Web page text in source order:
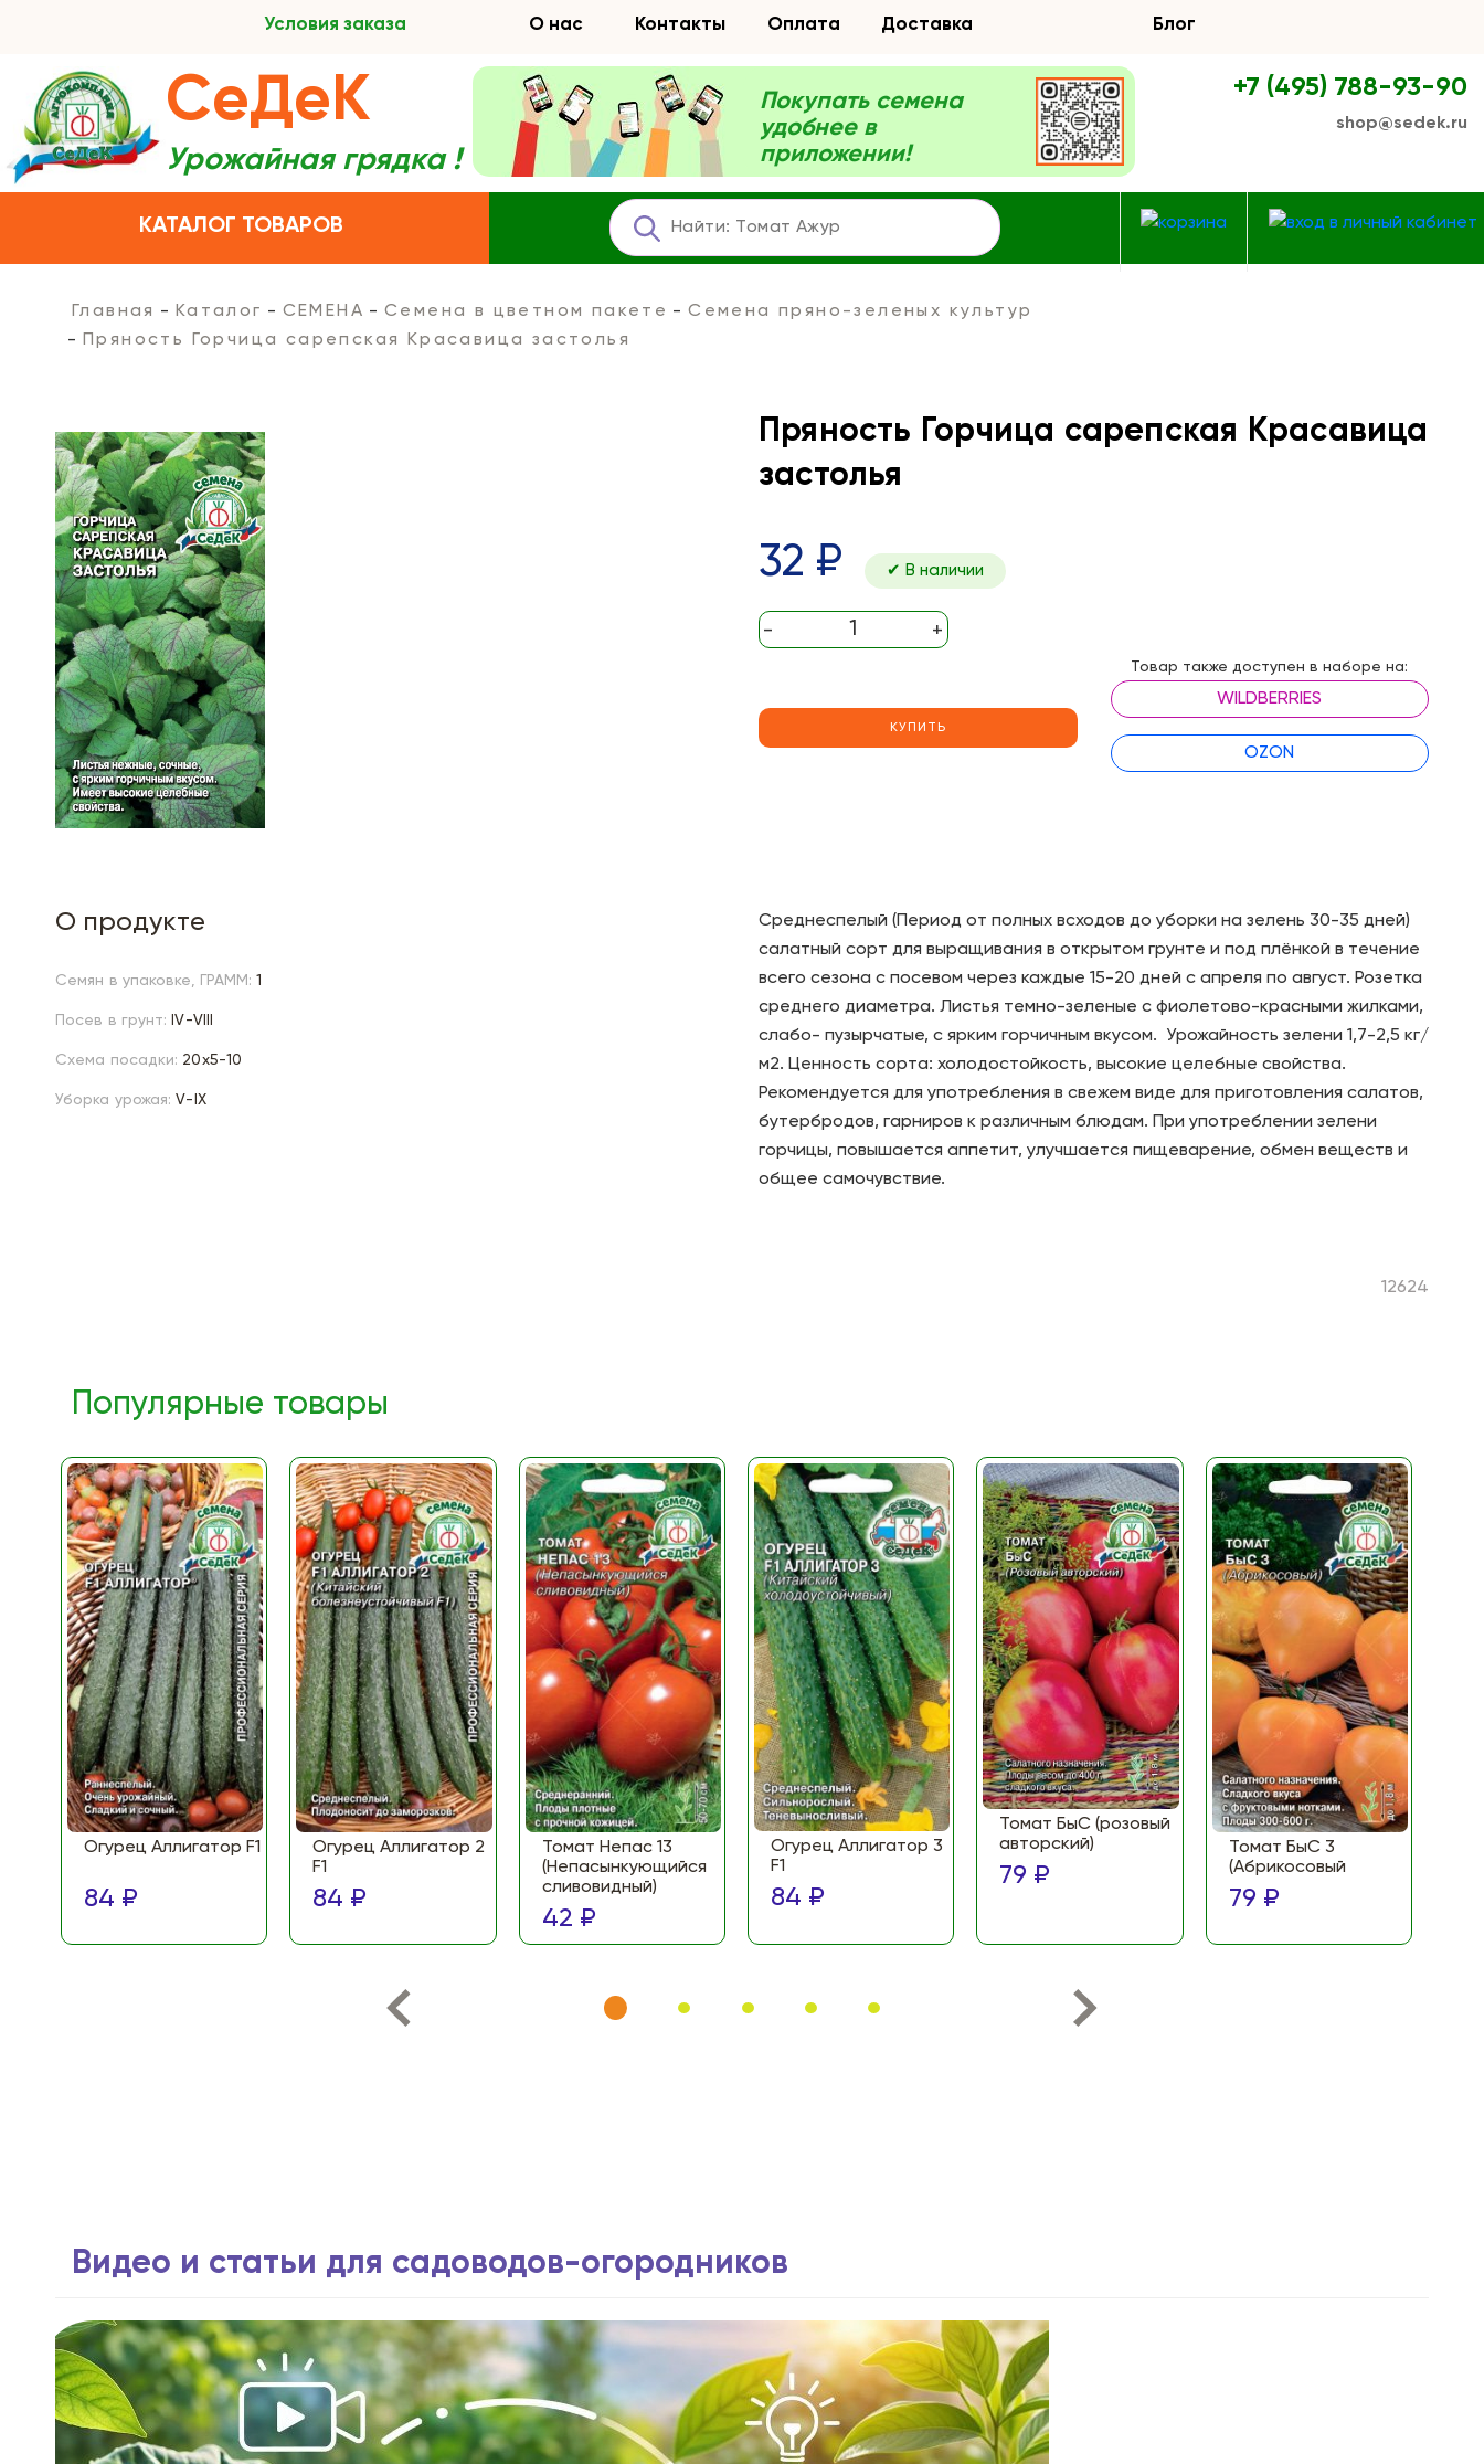
Условия заказа О нас Контакты Оплата Доставка Блог
КАТАЛОГ ТОВАРОВ
СеДеК
Урожайная грядка !
Покупать семена
удобнее в
приложении!
+7 (495) 788-93-90
shop@sedek.ru
Главная Каталог СЕМЕНА Семена в цветном пакете
Семена пряно-зеленых культур
Пряность Горчица сарепская Красавица застолья
Пряность Горчица сарепская Красавица
застолья
32 ₽ ✔ В наличии
- +
КУПИТЬ
Товар также доступен в наборе на:
WILDBERRIES
OZON
О продукте
Семян в упаковке, ГРАММ: 1
Посев в грунт: IV-VIII
Схема посадки: 20х5-10
Уборка урожая: V-IX
Среднеспелый (Период от полных всходов до уборки на зелень 30-35 дней)
салатный сорт для выращивания в открытом грунте и под плёнкой в течение
всего сезона с посевом через каждые 15-20 дней с апреля по август. Розетка
среднего диаметра. Листья темно-зеленые с фиолетово-красными жилками,
слабо- пузырчатые, с ярким горчичным вкусом. Урожайность зелени 1,7-2,5 кг/
м2. Ценность сорта: холодостойкость, высокие целебные свойства.
Рекомендуется для употребления в свежем виде для приготовления салатов,
бутербродов, гарниров к различным блюдам. При употреблении зелени
горчицы, повышается аппетит, улучшается пищеварение, обмен веществ и
общее самочувствие.
12624
Популярные товары
Огурец Аллигатор F1
84 ₽
Огурец Аллигатор 2
F1
84 ₽
Томат Непас 13
(Непасынкующийся
сливовидный)
42 ₽
Огурец Аллигатор 3
F1
84 ₽
Томат БыС (розовый
авторский)
79 ₽
Томат БыС 3
(Абрикосовый
79 ₽
Видео и статьи для садоводов-огородников